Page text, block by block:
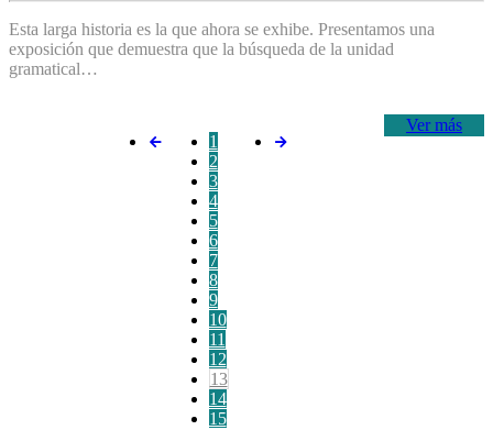
Esta larga historia es la que ahora se exhibe. Presentamos una
exposición que demuestra que la búsqueda de la unidad
gramatical…
Ver más
1
2
3
4
5
6
7
8
9
10
11
12
13
14
15